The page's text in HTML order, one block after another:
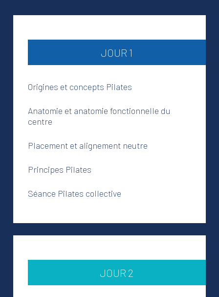
JOUR 1
Origines et concepts Pilates
Anatomie et anatomie fonctionnelle du
centre
Placement et alignement neutre
Principes Pilates
Séance Pilates collective
JOUR 2